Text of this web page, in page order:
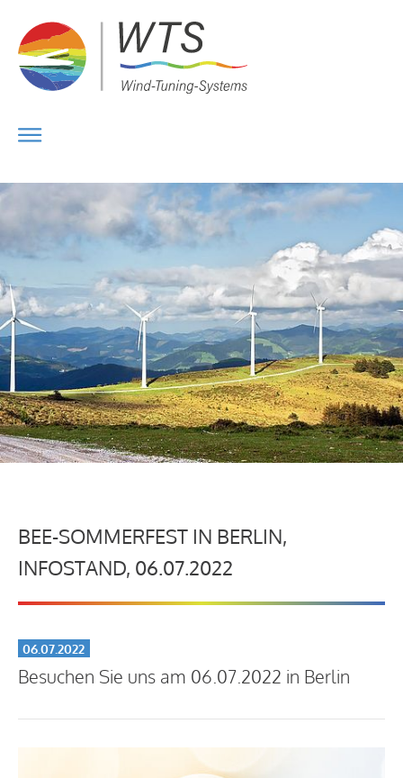
BEE-SOMMERFEST IN BERLIN,
INFOSTAND, 06.07.2022
06.07.2022
Besuchen Sie uns am 06.07.2022 in Berlin